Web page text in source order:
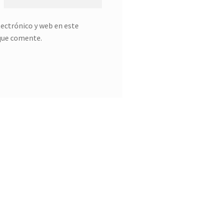
y web en este
comente.